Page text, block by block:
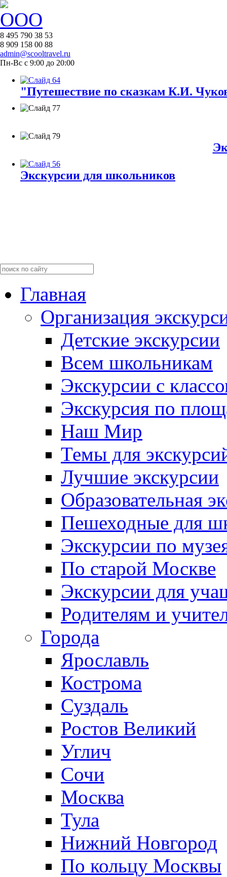
8 495 790 38 53
8 909 158 00 88
admin@scooltravel.ru
Пн-Вс с 9:00 до 20:00
"Путешествие по сказкам К.И.
Экскурсии для школьников
Главная
Организация
Детские экскурсии
Всем школьникам
Экскурсии c
Экскурсия по
Наш Мир
Темы для
Лучшие экскурсии
Образовательная
Пешеходные для
Экскурсии по
По старой Москве
Экскурсии для
Родителям и
Города
Ярославль
Кострома
Суздаль
Ростов Великий
Углич
Сочи
Москва
Тула
Нижний Новгород
По кольцу Москвы